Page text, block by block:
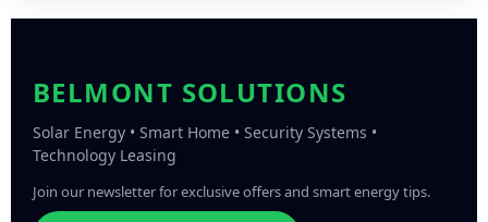
BELMONT SOLUTIONS
Solar Energy • Smart Home • Security Systems •
Technology Leasing
Join our newsletter for exclusive offers and smart energy tips.